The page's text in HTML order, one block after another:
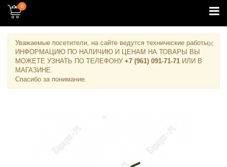
0
Уважаемые посетители, на сайте ведутся технические работы.
ИНФОРМАЦИЮ ПО НАЛИЧИЮ И ЦЕНАМ НА ТОВАРЫ ВЫ
МОЖЕТЕ УЗНАТЬ ПО ТЕЛЕФОНУ +7 (961) 091-71-71 ИЛИ В
МАГАЗИНЕ.
Спасибо за понимание.
×